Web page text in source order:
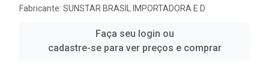
Fabricante: SUNSTAR BRASIL IMPORTADORA E D
Faça seu login ou
cadastre-se para ver preços e comprar